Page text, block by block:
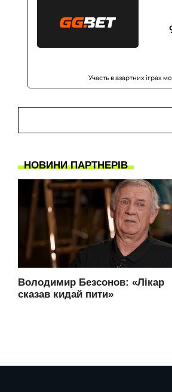
Участь в азартних іграх